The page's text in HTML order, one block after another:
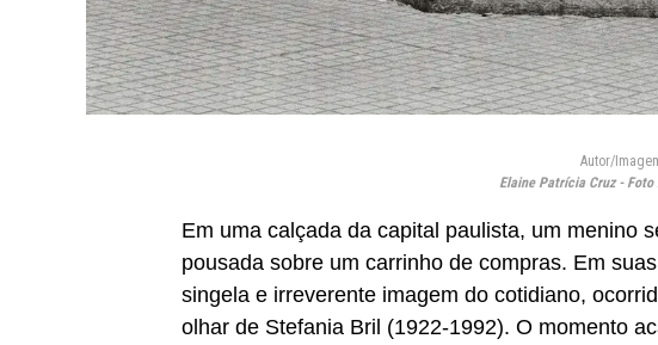
Autor/
Elaine Patrícia Cruz - Foto
Em uma calçada da capital paulista, um menino
pousada sobre um carrinho de compras. Em
singela e irreverente imagem do cotidiano,
olhar de Stefania Bril (1922-1992). O momento